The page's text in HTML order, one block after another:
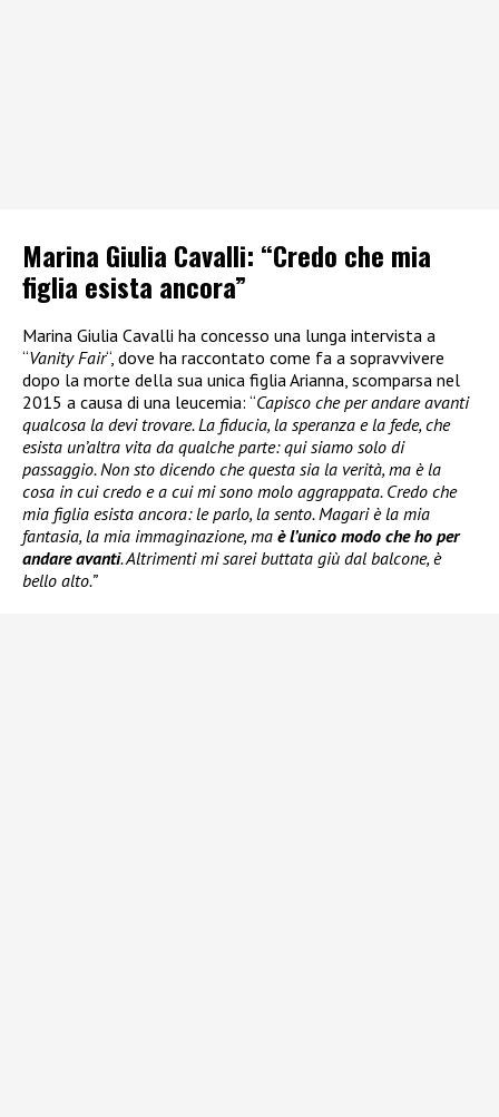
Marina Giulia Cavalli: “Credo che mia
figlia esista ancora”
Marina Giulia Cavalli ha concesso una lunga intervista a
“Vanity Fair“, dove ha raccontato come fa a sopravvivere
dopo la morte della sua unica figlia Arianna, scomparsa nel
2015 a causa di una leucemia: “Capisco che per andare avanti
qualcosa la devi trovare. La fiducia, la speranza e la fede, che
esista un’altra vita da qualche parte: qui siamo solo di
passaggio. Non sto dicendo che questa sia la verità, ma è la
cosa in cui credo e a cui mi sono molo aggrappata. Credo che
mia figlia esista ancora: le parlo, la sento. Magari è la mia
fantasia, la mia immaginazione, ma è l’unico modo che ho per
andare avanti. Altrimenti mi sarei buttata giù dal balcone, è
bello alto.”